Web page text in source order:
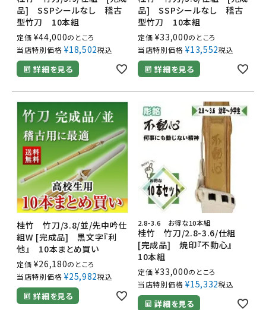
品] SSPシールなし 稽古
型竹刀 10本組
定価 ¥44,000のところ
当店特別価格 ¥18,502税込
詳細を見る
品] SSPシールなし 稽古
型竹刀 10本組
定価 ¥33,000のところ
当店特別価格 ¥13,552税込
詳細を見る
桂竹 竹刀/3.8/並/先中吟仕
組W [完成品] 黒文字『利
他』 10本まとめ買い
定価 ¥26,180のところ
当店特別価格 ¥25,982税込
詳細を見る
2.8-3.6 お得な10本組
桂竹 竹刀/2.8-3.6/仕組
[完成品] 焼印『不動心』
10本組
定価 ¥33,000のところ
当店特別価格 ¥15,332税込
詳細を見る